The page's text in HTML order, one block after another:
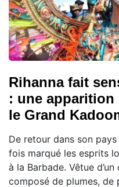
Rihanna fait
: une
le Grand
De retour dans son
fois marqué les esprits
à la Barbade. Vêtue
composé de plumes, de